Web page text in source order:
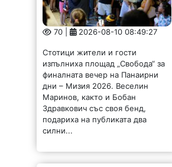
70 | 2026-08-10 08:49:27
Стотици жители и гости
изпълниха площад „Свобода“ за
финалната вечер на Панаирни
дни – Мизия 2026. Веселин
Маринов, както и Бобан
Здравкович със своя бенд,
подариха на публиката два
силни...